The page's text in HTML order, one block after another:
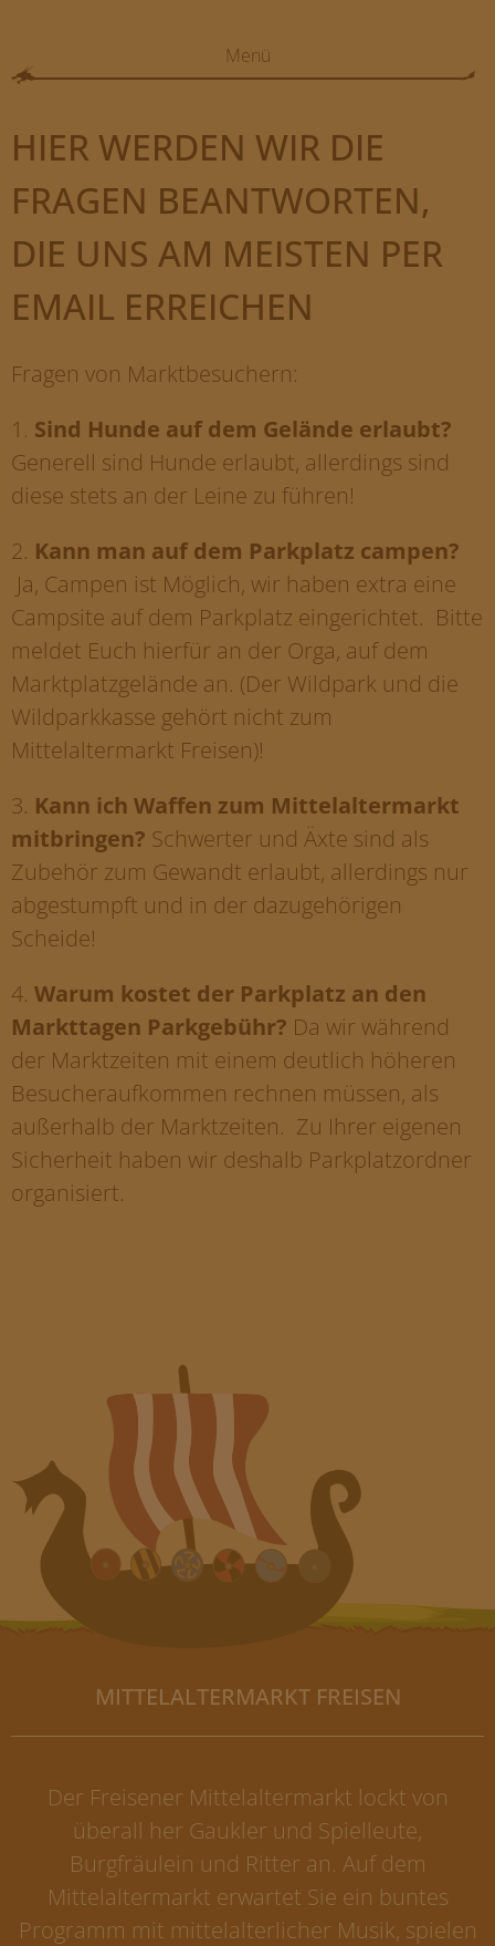
Menü
VERANSTALTUNGEN
FOTOS
GELÄNDE/FREISEN
TEILNEHMER/BEWERBUNG
FAQ
HIER WERDEN WIR DIE
FRAGEN BEANTWORTEN,
DIE UNS AM MEISTEN PER
EMAIL ERREICHEN
Fragen von Marktbesuchern:
1. Sind Hunde auf dem Gelände erlaubt?
Generell sind Hunde erlaubt, allerdings sind
diese stets an der Leine zu führen!
2. Kann man auf dem Parkplatz campen?
Ja, Campen ist Möglich, wir haben extra eine
Campsite auf dem Parkplatz eingerichtet. Bitte
meldet Euch hierfür an der Orga, auf dem
Marktplatzgelände an. (Der Wildpark und die
Wildparkkasse gehört nicht zum
Mittelaltermarkt Freisen)!
3. Kann ich Waffen zum Mittelaltermarkt
mitbringen? Schwerter und Äxte sind als
Zubehör zum Gewandt erlaubt, allerdings nur
abgestumpft und in der dazugehörigen
Scheide!
4. Warum kostet der Parkplatz an den
Markttagen Parkgebühr? Da wir während
der Marktzeiten mit einem deutlich höheren
Besucheraufkommen rechnen müssen, als
außerhalb der Marktzeiten. Zu Ihrer eigenen
Sicherheit haben wir deshalb Parkplatzordner
organisiert.
MITTELALTERMARKT FREISEN
Der Freisener Mittelaltermarkt lockt von
überall her Gaukler und Spielleute,
Burgfräulein und Ritter an. Auf dem
Mittelaltermarkt erwartet Sie ein buntes
Programm mit mittelalterlicher Musik, spielen